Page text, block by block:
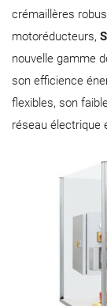
crémaillères
motoréducteurs,
nouvelle gamme
son efficience
flexibles, son
réseau électrique